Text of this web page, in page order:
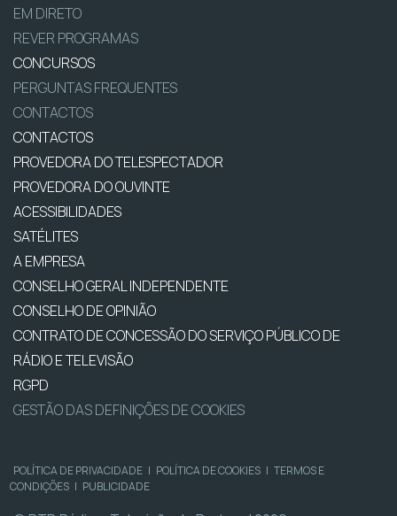
EM DIRETO
REVER PROGRAMAS
CONCURSOS
PERGUNTAS FREQUENTES
CONTACTOS
CONTACTOS
PROVEDORA DO TELESPECTADOR
PROVEDORA DO OUVINTE
ACESSIBILIDADES
SATÉLITES
A EMPRESA
CONSELHO GERAL INDEPENDENTE
CONSELHO DE OPINIÃO
CONTRATO DE CONCESSÃO DO SERVIÇO PÚBLICO DE
RÁDIO E TELEVISÃO
RGPD
GESTÃO DAS DEFINIÇÕES DE COOKIES
POLÍTICA DE PRIVACIDADE | POLÍTICA DE COOKIES | TERMOS E
CONDIÇÕES | PUBLICIDADE